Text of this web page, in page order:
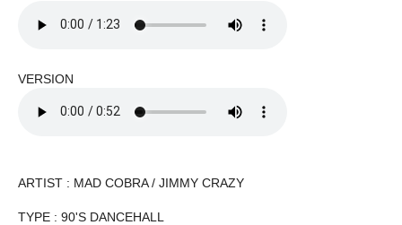
VERSION
ARTIST : MAD COBRA / JIMMY CRAZY
TYPE : 90'S DANCEHALL